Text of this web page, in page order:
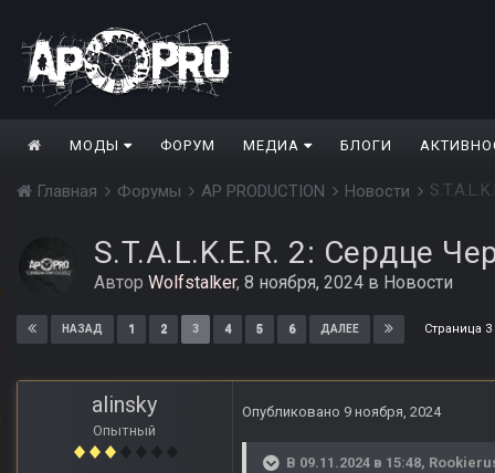
МОДЫ ФОРУМ МЕДИА БЛОГИ
Главная Форумы AP PRODUCTION Новости
S.T.A.L.K.E.R. 2: Сердце
Автор Wolfstalker, 8 ноября, 2024 в Новости
НАЗАД 1 2 3 4 5 6 ДАЛЕЕ Страница
alinsky
Опытный
Опубликовано 9 ноября, 2024
В 09.11.2024 в 15:48,